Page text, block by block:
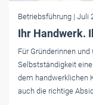
Betriebsführung | Juli
Ihr Handwerk.
Für Gründerinnen
Selbstständigkeit
dem handwerklichen
auch die richtige